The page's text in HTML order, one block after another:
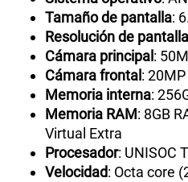
Tamaño de pantalla:
Resolución de pantalla
Cámara principal :
Cámara frontal : 20MP
Memoria interna:
Memoria RAM: 8GB
Virtual Extra
Procesador: UNISOC
Velocidad: Octa core